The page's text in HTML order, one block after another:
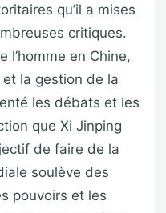
qu’il a mises
critiques.
l’homme en Chine,
la gestion de la
les débats et les
que Xi Jinping
de faire de la
soulève des
pouvoirs et les